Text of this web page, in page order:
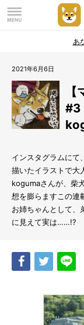
あ
2021年6月6日
#3
インスタグラムにて
描いたイラストで
kogumaさんが、柴
想を膨らますこの連
お姉ちゃんとして、
に見えて実は……!?
Share Tweet